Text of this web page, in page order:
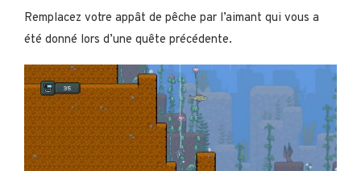
Remplacez votre appât de pêche par l’aimant qui vous a
été donné lors d’une quête précédente.